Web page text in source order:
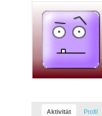
Aktivität Profil